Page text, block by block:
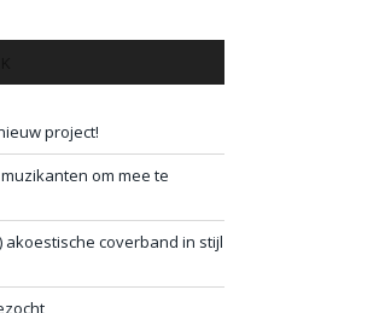
project!
om mee te
akoestische coverband in stijl